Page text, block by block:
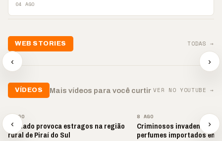
04 AGO
WEB STORIES TODAS →
‹
📢💜 Agosto Lilás
reforça combate à
violência contra a
mulher
📢 Noite
chega
oração
›
VÍDEOS Mais vídeos para você curtir VER NO YOUTUBE →
‹
8 AGO
Tornado provoca estragos na região
rural de Piraí do Sul
8 AGO
Criminosos invadem loja
perfumes importados em
›